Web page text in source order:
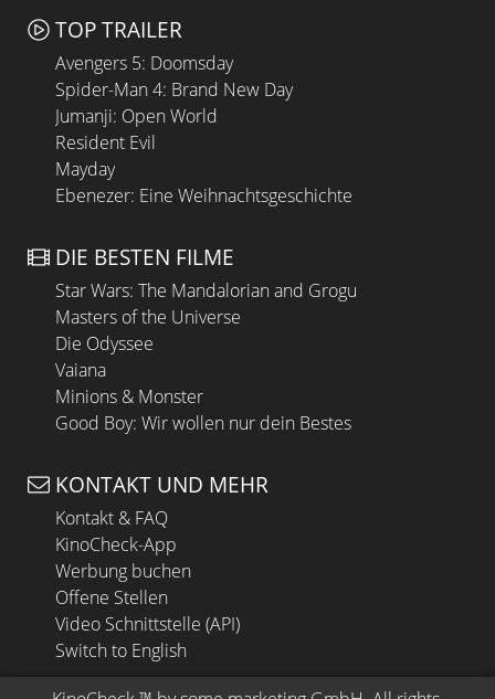
TOP TRAILER
Avengers 5: Doomsday
Spider-Man 4: Brand New Day
Jumanji: Open World
Resident Evil
Mayday
Ebenezer: Eine Weihnachtsgeschichte
DIE BESTEN FILME
Star Wars: The Mandalorian and Grogu
Masters of the Universe
Die Odyssee
Vaiana
Minions & Monster
Good Boy: Wir wollen nur dein Bestes
KONTAKT UND MEHR
Kontakt & FAQ
KinoCheck-App
Werbung buchen
Offene Stellen
Video Schnittstelle (API)
Switch to English